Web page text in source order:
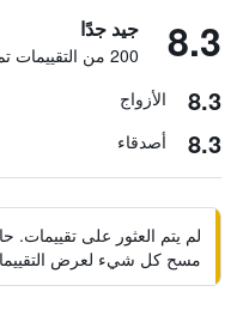
8.3 جيد جدًا
200 من التقييمات تم التحقق منها
8.3 الأزواج
8.3 أصدقاء
لم يتم العثور على تقييمات.
مسح كل شيء لعرض